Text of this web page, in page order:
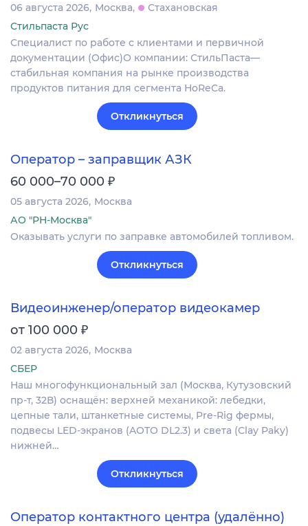
06 августа 2026 Москва
Стахановская
Стильпаста Рус
Специалист по работе с клиентами и первичной
документации (Офис)О компании: СтильПаста—
стабильная компания на рынке производства
продуктов питания для сегмента HoReCa.
Откликнуться
Оператор – заправщик АЗК
60 000–70 000 ₽
05 августа 2026 Москва
АО "РН-Москва"
Оказывать услуги по заправке автомобилей топливом.
Откликнуться
Видеоинженер/оператор видеокамер
от 100 000 ₽
02 августа 2026 Москва
СБЕР
Наш многофункциональный зал (Москва, Кутузовский
пр-т, 32В) оснащён: верхней механикой: лебедки,
цепные тали, штанкетные системы, Pre-Rig фермы,
подвесы LED-экранов (AOTO DL2.3) и света (Clay Paky)
нижней…
Откликнуться
Оператор контактного центра (удалённо)